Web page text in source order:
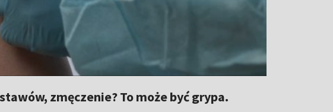
zmęczenie? To może być grypa.